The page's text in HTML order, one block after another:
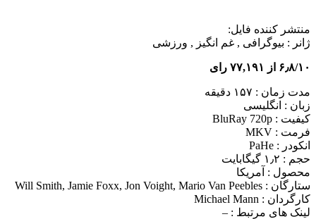
منتشر کننده فایل:
ژانر : بیوگرافی , غم انگیز , ورزشی
۶٫۸/۱۰ از ۷۷,۱۹۱ رای
مدت زمان : ۱۵۷ دقیقه
زبان : انگلیسی
کیفیت : BluRay 720p
فرمت : MKV
انکودر : PaHe
حجم : ۱٫۲ گیگابایت
محصول : آمریکا
ستارگان : Will Smith, Jamie Foxx, Jon Voight, Mario Van Peebles
کارگردان : Michael Mann
لینک های مرتبط : –